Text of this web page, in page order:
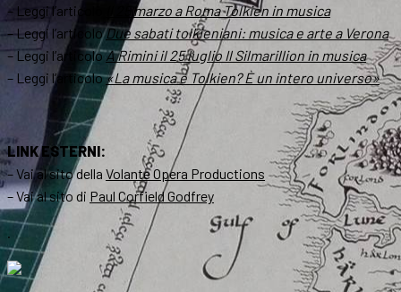
– Leggi l’articolo
Il 25 marzo a Roma Tolkien in musica
– Leggi l’articoloDue sabati tolkieniani: musica e arte a Verona
– Leggi l’articoloA Rimini il 25 luglio Il Silmarillion in musica
– Leggi l’articolo«La musica e Tolkien? È un intero universo»
LINK ESTERNI:
– Vai al sito della Volante Opera Productions
– Vai al sito di Paul Corfield Godfrey
.